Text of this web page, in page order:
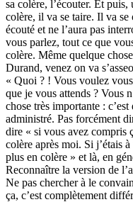
sa colère, l’écouter. Et
colère, il va se taire. Il va se
écouté et ne l’aura pas
vous parlez, tout ce que
colère. Même quelque
Durand, venez on va
« Quoi ? ! Vous voulez
que je vous attends ? Vous
chose très importante :
administré. Pas forcément
dire « si vous avez compris
colère après moi. Si j’étais
plus en colère » et là, en
Reconnaître la version de
Ne pas chercher à le
ça, c’est complètement